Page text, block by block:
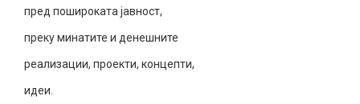
пред пошироката јавност,
преку минатите и денешните
реализации, проекти, концепти,
идеи.